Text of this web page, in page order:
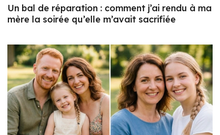
Un bal de réparation : comment j’ai rendu à ma
mère la soirée qu’elle m’avait sacrifiée